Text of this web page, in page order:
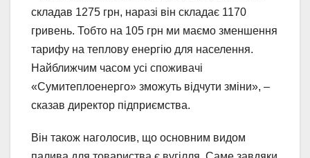
складав 1275 грн, наразі він складає 1170
гривень. Тобто на 105 грн ми маємо зменшення
тарифу на теплову енергію для населення.
Найближчим часом усі споживачі
«Сумитеплоенерго» зможуть відчути зміни», –
сказав директор підприємства.
Він також наголосив, що основним видом